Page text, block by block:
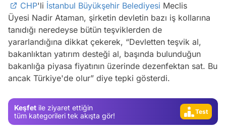
CHP'li İstanbul Büyükşehir Belediyesi Meclis
Üyesi Nadir Ataman, şirketin devletin bazı iş kollarına
tanıdığı neredeyse bütün teşviklerden de
yararlandığına dikkat çekerek, “Devletten teşvik al,
bakanlıktan yatırım desteği al, başında bulunduğun
bakanlığa piyasa fiyatının üzerinde dezenfektan sat. Bu
ancak Türkiye'de olur” diye tepki gösterdi.
Keşfet ile ziyaret ettiğin
tüm kategorileri tek akışta gör!
Test
Gündem
Test